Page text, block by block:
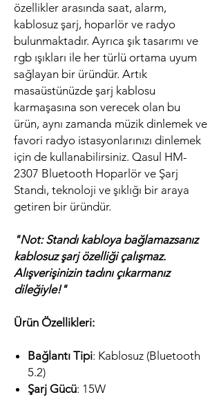
özellikler arasında saat, alarm,
kablosuz şarj, hoparlör ve radyo
bulunmaktadır. Ayrıca şık tasarımı ve
rgb ışıkları ile her türlü ortama uyum
sağlayan bir üründür. Artık
masaüstünüzde şarj kablosu
karmaşasına son verecek olan bu
ürün, aynı zamanda müzik dinlemek ve
favori radyo istasyonlarınızı dinlemek
için de kullanabilirsiniz. Qasul HM-
2307 Bluetooth Hoparlör ve Şarj
Standı, teknoloji ve şıklığı bir araya
getiren bir üründür.
"Not: Standı kabloya bağlamazsanız
kablosuz şarj özelliği çalışmaz.
Alışverişinizin tadını çıkarmanız
dileğiyle!"
Ürün Özellikleri:
Bağlantı Tipi: Kablosuz (Bluetooth
5.2)
Şarj Gücü: 15W